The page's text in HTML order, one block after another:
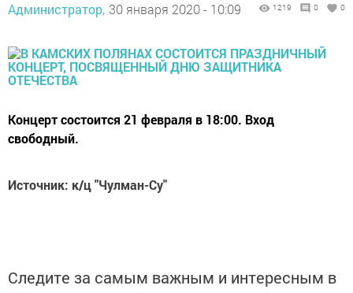
Администратор, 30 января 2020 - 10:09 1219 0 0
Концерт состоится 21 февраля в 18:00. Вход
свободный.
Источник: к/ц "Чулман-Су"
Следите за самым важным и интересным в